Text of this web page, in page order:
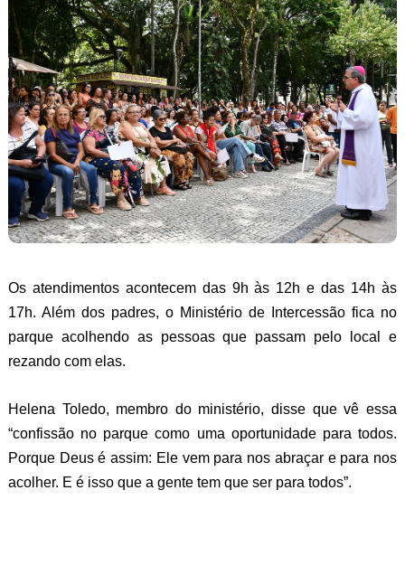
Os atendimentos acontecem das 9h às 12h e das 14h às
17h. Além dos padres, o Ministério de Intercessão fica no
parque acolhendo as pessoas que passam pelo local e
rezando com elas.
Helena Toledo, membro do ministério, disse que vê essa
“confissão no parque como uma oportunidade para todos.
Porque Deus é assim: Ele vem para nos abraçar e para nos
acolher. E é isso que a gente tem que ser para todos”.